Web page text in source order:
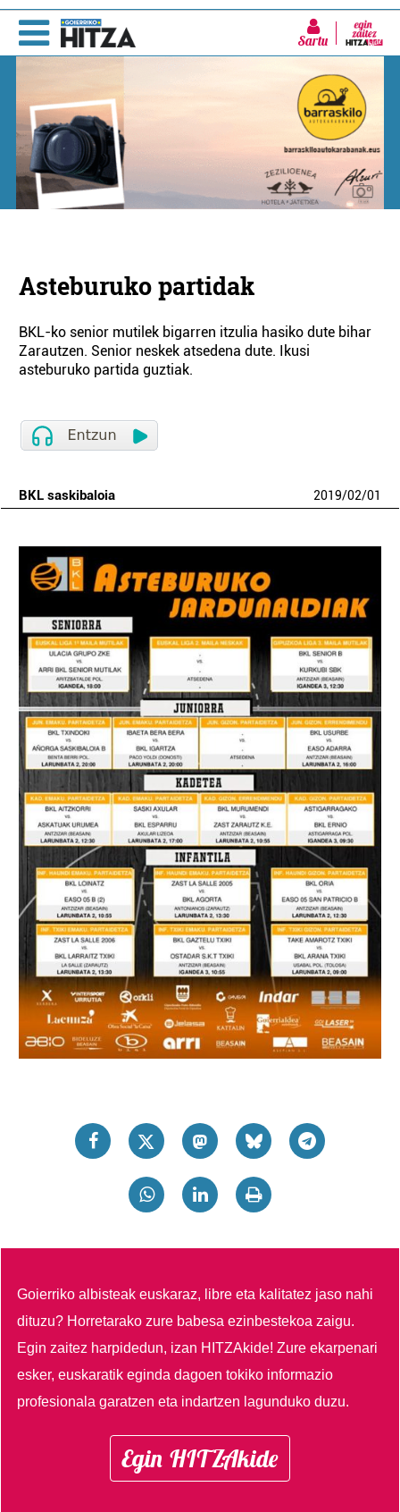
Sartu
Asteburuko partidak
BKL-ko senior mutilek bigarren itzulia hasiko dute bihar
Zarautzen. Senior neskek atsedena dute. Ikusi
asteburuko partida guztiak.
BKL saskibaloia 2019/02/01
Goierriko albisteak euskaraz, libre eta kalitatez jaso nahi
dituzu? Horretarako zure babesa ezinbestekoa zaigu.
Egin zaitez harpidedun, izan HITZAkide!Zure ekarpenari
esker, euskaratik eginda dagoen tokiko informazio
profesionala garatzen eta indartzen lagunduko duzu.
Egin HITZAkide